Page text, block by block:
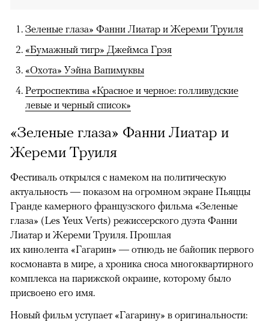
Зеленые глаза» Фанни Лиатар и Жереми Труиля
«Бумажный тигр» Джеймса Грэя
«Охота» Уэйна Вапимуквы
Ретроспектива «Красное и черное: голливудские
левые и черный список»
«Зеленые глаза» Фанни Лиатар и
Жереми Труиля
Фестиваль открылся с намеком на политическую
актуальность — показом на огромном экране Пьяццы
Гранде камерного французского фильма «Зеленые
глаза» (Les Yeux Verts) режиссерского дуэта Фанни
Лиатар и Жереми Труиля. Прошлая
их кинолента «Гагарин» — отнюдь не байопик первого
космонавта в мире, а хроника сноса многоквартирного
комплекса на парижской окраине, которому было
присвоено его имя.
Новый фильм уступает «Гагарину» в оригинальности: